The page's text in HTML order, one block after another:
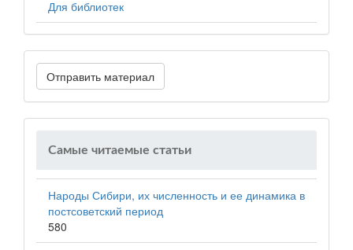
Для библиотек
Отправить материал
Самые читаемые статьи
Народы Сибири, их численность и ее динамика в
постсоветский период
580